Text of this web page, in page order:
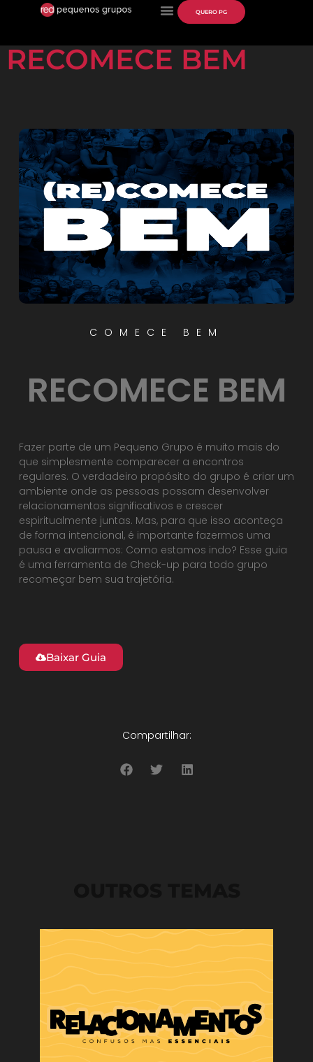
QUERO PG
RECOMECE BEM
COMECE BEM
RECOMECE BEM
Fazer parte de um Pequeno Grupo é muito mais do
que simplesmente comparecer a encontros
regulares. O verdadeiro propósito do grupo é criar um
ambiente onde as pessoas possam desenvolver
relacionamentos significativos e crescer
espiritualmente juntas. Mas, para que isso aconteça
de forma intencional, é importante fazermos uma
pausa e avaliarmos: Como estamos indo? Esse guia
é uma ferramenta de Check-up para todo grupo
recomeçar bem sua trajetória.
Baixar Guia
Compartilhar: